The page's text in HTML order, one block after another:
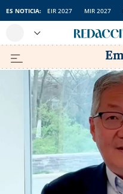
ES NOTICIA: EIR 2027 MIR 2027